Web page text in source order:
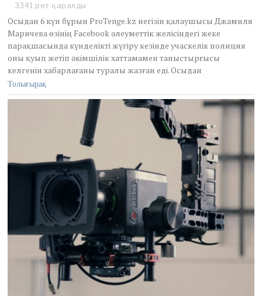
3341 рет қаралды
Осыдан 6 күн бұрын ProTenge.kz негізін қалаушысы Джамиля
Маричева өзінің Facebook әлеуметтік желісіндегі жеке
парақшасында күнделікті жүгіру кезінде учаскелік полиция
оны қуып жетіп әкімшілік хаттамамен таныстырғысы
келгенін хабарлағаны туралы жазған еді. Осыдан
Толығырақ